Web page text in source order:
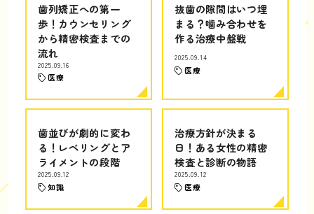
歯列矯正への第一
歩！カウンセリング
から精密検査までの
流れ
2025.09.16
医療
抜歯の隙間はいつ埋
まる？噛み合わせを
作る治療中盤戦
2025.09.14
医療
歯並びが劇的に変わ
る！レベリングとア
ライメントの段階
2025.09.12
知識
治療方針が決まる
日！ある女性の精密
検査と診断の物語
2025.09.12
医療